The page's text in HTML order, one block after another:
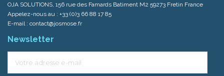
OJA SOLUTIONS, 156 rue des Famards Batiment M2 59273 Fretin France
Appelez-nous au : +33 (0)3 66 88 17 85
E-mail : contact@josmose.fr
Newsletter